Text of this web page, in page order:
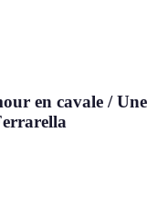
en cavale / Une